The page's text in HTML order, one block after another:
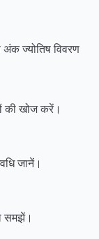
ज्योतिष विवरण
की खोज करें।
जानें।
समझें।